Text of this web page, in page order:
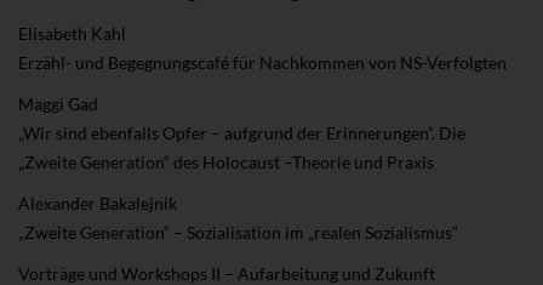
Elisabeth Kahl
Erzähl- und Begegnungscafé für Nachkommen von NS-Verfolgten
Maggi Gad
„Wir sind ebenfalls Opfer – aufgrund der Erinnerungen“. Die
„Zweite Generation“ des Holocaust –Theorie und Praxis
Alexander Bakalejnik
„Zweite Generation“ – Sozialisation im „realen Sozialismus“
Vorträge und Workshops II – Aufarbeitung und Zukunft